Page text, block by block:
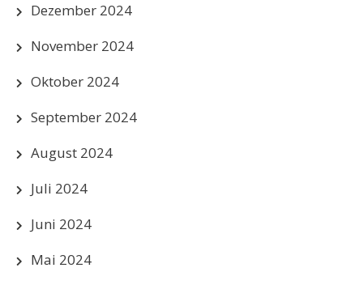
Dezember 2024
November 2024
Oktober 2024
September 2024
August 2024
Juli 2024
Juni 2024
Mai 2024